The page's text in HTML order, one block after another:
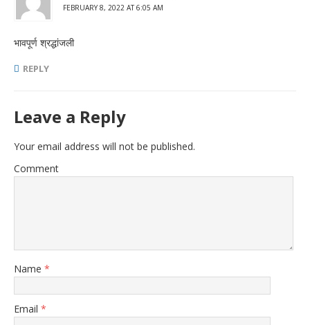
FEBRUARY 8, 2022 AT 6:05 AM
भावपूर्ण श्रद्धांजली
REPLY
Leave a Reply
Your email address will not be published.
Comment
Name *
Email *